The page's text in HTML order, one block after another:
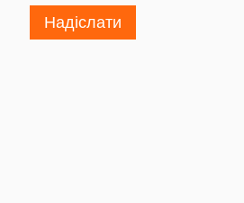
Надіслати